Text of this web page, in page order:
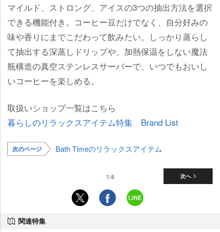
マイルド、ストロング、アイスの3つの抽出方法を選択
できる機能付き。コーヒー豆だけでなく、自分好みの
味や香りにまでこだわって飲みたい。しっかり蒸らし
て抽出する深蒸しドリップや、加熱保温をしない魔法
瓶構造の真空ステンレスサーバーで、いつでもおいし
いコーヒーを楽しめる。
取扱いショップ一覧はこちら
暮らしのリラックスアイテム特集 Brand List
次のページ Bath Timeのリラックスアイテム
次へ
1/4
関連特集